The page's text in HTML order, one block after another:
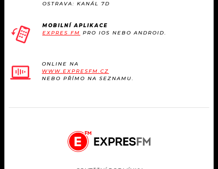
TRENDY
MIX
JAK NALADITOSTRAVA: KANÁL 7D
MOBILNÍ APLIKACE
EXPRES FM PRO IOS NEBO ANDROID.
ONLINE NA
WWW.EXPRESFM.CZ
NEBO PŘÍMO NA SEZNAMU.